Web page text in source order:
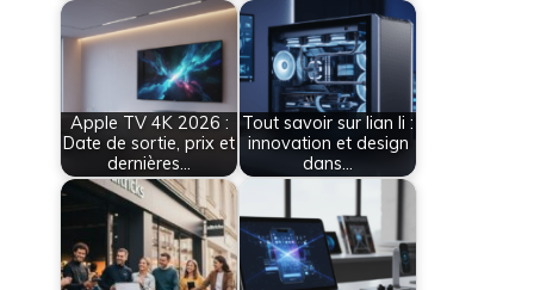
Apple TV 4K 2026 :
Date de sortie, prix et
dernières…
Tout savoir sur lian li :
innovation et design
dans…